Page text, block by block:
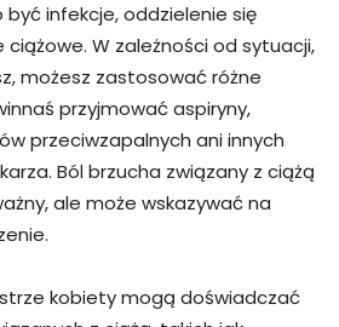
być infekcje, oddzielenie się
ciążowe. W zależności od sytuacji,
możesz zastosować różne
przyjmować aspiryny,
przeciwzapalnych ani innych
Ból brzucha związany z ciążą
ale może wskazywać na
kobiety mogą doświadczać